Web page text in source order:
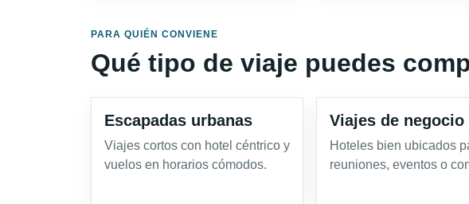
PARA QUIÉN CONVIENE
Qué tipo de viaje puedes
Escapadas urbanas
Viajes cortos con hotel céntrico y
vuelos en horarios cómodos.
Viajes de negocio
Hoteles bien ubicados
reuniones, eventos o